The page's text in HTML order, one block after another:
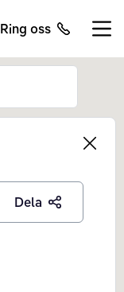
Ring oss
Left
Dela